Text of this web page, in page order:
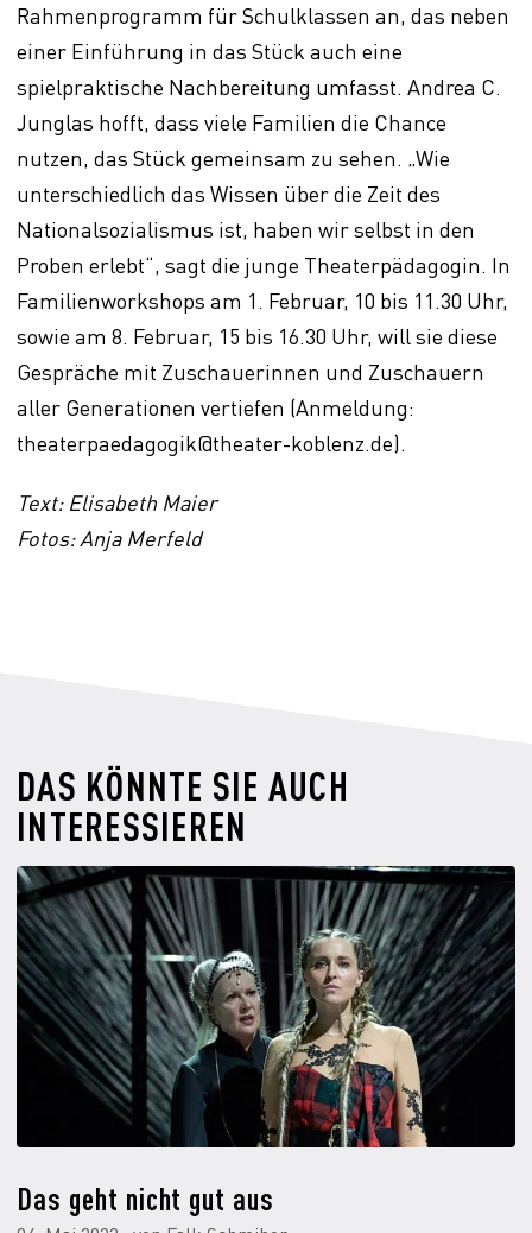
Rahmenprogramm für Schulklassen an, das neben
einer Einführung in das Stück auch eine
spielpraktische Nachbereitung umfasst. Andrea C.
Junglas hofft, dass viele Familien die Chance
nutzen, das Stück gemeinsam zu sehen. „Wie
unterschiedlich das Wissen über die Zeit des
Nationalsozialismus ist, haben wir selbst in den
Proben erlebt“, sagt die junge Theaterpädagogin. In
Familienworkshops am 1. Februar, 10 bis 11.30 Uhr,
sowie am 8. Februar, 15 bis 16.30 Uhr, will sie diese
Gespräche mit Zuschauerinnen und Zuschauern
aller Generationen vertiefen (Anmeldung:
theaterpaedagogik@theater-koblenz.de).
Text: Elisabeth Maier
Fotos: Anja Merfeld
DAS KÖNNTE SIE AUCH
INTERESSIEREN
Das geht nicht gut aus